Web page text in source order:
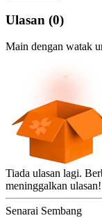
Ulasan (0)
Main dengan watak
Tiada ulasan lagi.
meninggalkan ulasan!
Senarai Sembang